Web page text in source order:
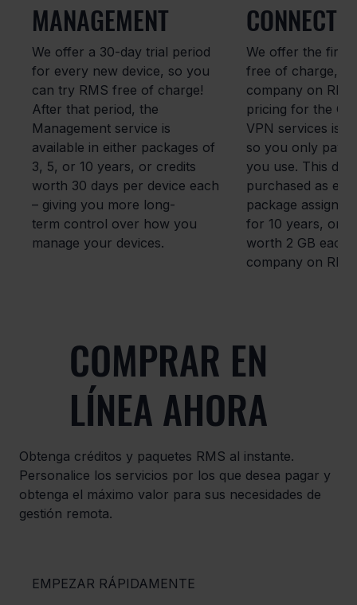
MANAGEMENT
We offer a 30-day trial period
for every new device, so you
can try RMS free of charge!
After that period, the
Management service is
available in either packages of
3, 5, or 10 years, or credits
worth 30 days per device each
– giving you more long-
term control over how you
manage your devices.
CONNECT
We offer the first
free of charge,
company on
pricing for the
VPN services is
so you only pay
you use. This
purchased as
package
for 10 years, or
worth 2 GB each
company on
COMPRAR EN
LÍNEA AHORA
Obtenga créditos y paquetes RMS al instante.
Personalice los servicios por los que desea pagar y
obtenga el máximo valor para sus necesidades de
gestión remota.
EMPEZAR RÁPIDAMENTE